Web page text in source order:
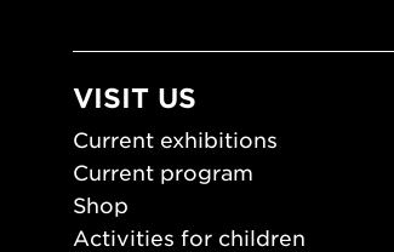
VISIT US
Current exhibitions
Current program
Shop
Activities for children